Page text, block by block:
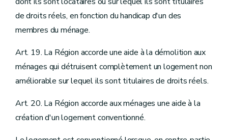
de droits réels, en fonction du handicap d'un des
membres du ménage.
Art. 19. La Région accorde une aide à la démolition aux
ménages qui détruisent complètement un logement non
améliorable sur lequel ils sont titulaires de droits réels.
Art. 20. La Région accorde aux ménages une aide à la
création d'un logement conventionné.